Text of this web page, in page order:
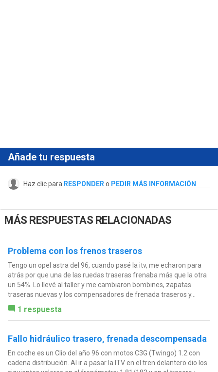
Añade tu respuesta
Haz clic para RESPONDER o PEDIR MÁS INFORMACIÓN
MÁS RESPUESTAS RELACIONADAS
Problema con los frenos traseros
Tengo un opel astra del 96, cuando pasé la itv, me echaron para
atrás por que una de las ruedas traseras frenaba más que la otra
un 54%. Lo llevé al taller y me cambiaron bombines, zapatas
traseras nuevas y los compensadores de frenada traseros y...
1 respuesta
Fallo hidráulico trasero, frenada descompensada
En coche es un Clio del año 96 con motos C3G (Twingo) 1.2 con
cadena distribución. Al ir a pasar la ITV en el tren delantero dio los